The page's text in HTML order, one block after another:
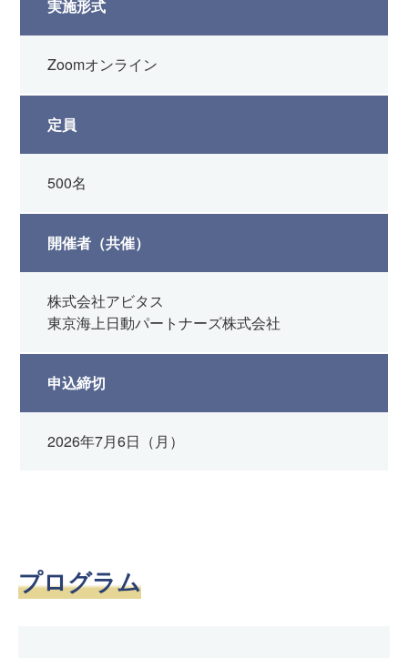
プログラム
実施形式
Zoomオンライン
定員
500名
開催者（共催）
株式会社アビタス
東京海上日動パートナーズ株式会社
申込締切
2026年7月6日（月）